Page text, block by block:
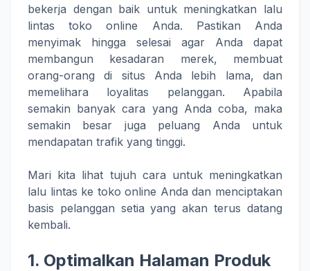
bekerja dengan baik untuk meningkatkan lalu
lintas toko online Anda. Pastikan Anda
menyimak hingga selesai agar Anda dapat
membangun kesadaran merek, membuat
orang-orang di situs Anda lebih lama, dan
memelihara loyalitas pelanggan. Apabila
semakin banyak cara yang Anda coba, maka
semakin besar juga peluang Anda untuk
mendapatan trafik yang tinggi.
Mari kita lihat tujuh cara untuk meningkatkan
lalu lintas ke toko online Anda dan menciptakan
basis pelanggan setia yang akan terus datang
kembali.
1. Optimalkan Halaman Produk